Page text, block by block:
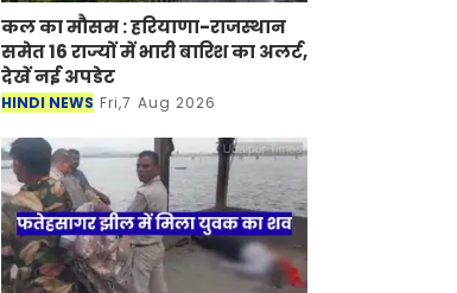
कल का मौसम : हरियाणा-राजस्थान
समेत 16 राज्यों में भारी बारिश का अलर्ट,
देखें नई अपडेट
HINDI NEWS Fri,7 Aug 2026